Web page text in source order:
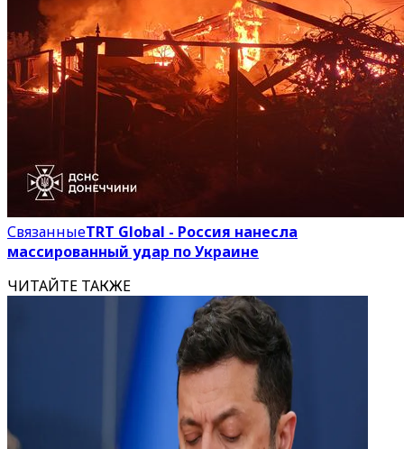
СвязанныеTRT Global - Россия нанесла
массированный удар по Украине
ЧИТАЙТЕ ТАКЖЕ